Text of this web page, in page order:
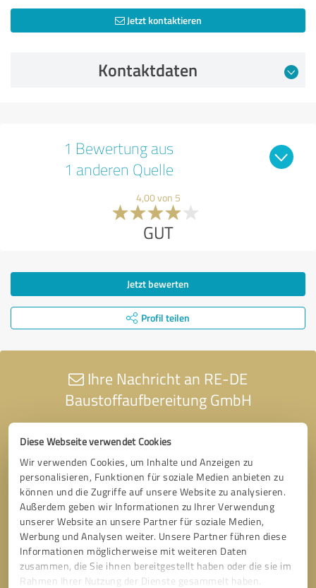
Diese Webseite verwendet Cookies
Wir verwenden Cookies, um Inhalte und Anzeigen zu
personalisieren, Funktionen für soziale Medien anbieten zu
können und die Zugriffe auf unsere Website zu analysieren.
Außerdem geben wir Informationen zu Ihrer Verwendung
unserer Website an unsere Partner für soziale Medien,
Werbung und Analysen weiter. Unsere Partner führen diese
Informationen möglicherweise mit weiteren Daten
zusammen, die Sie ihnen bereitgestellt haben oder die sie im
Rahmen Ihrer Nutzung der Dienste gesammelt haben.
Jetzt kontaktieren
Kontaktdaten
1 Bewertung aus
1 anderen Quelle
4,00 von 5
GUT
Jetzt bewerten
Profil teilen
Ihre Nachricht an RE-DE
Baustoffaufbereitung GmbH